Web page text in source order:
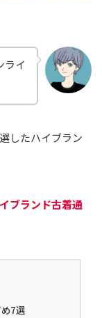
ライ
したハイブラン
ブランド古着通
7選